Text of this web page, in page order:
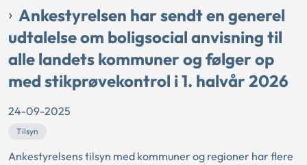
Ankestyrelsen har sendt en generel
udtalelse om boligsocial anvisning til
alle landets kommuner og følger op
med stikprøvekontrol i 1. halvår 2026
24-09-2025
Tilsyn
Ankestyrelsens tilsyn med kommuner og regioner har flere